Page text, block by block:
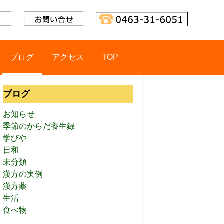
ブログ アクセス TOP
ブログ
お知らせ
季節のからだ養生録
学びや
日和
未分類
漢方の実例
漢方薬
生活
食べ物